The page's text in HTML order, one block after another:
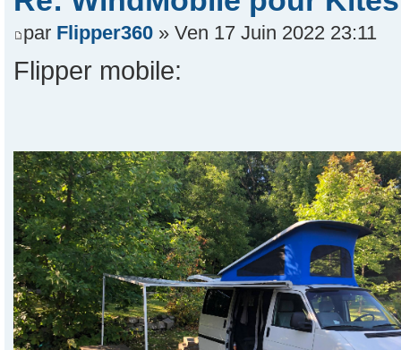
par Flipper360 » Ven 17 Juin 2022 23:11
Flipper mobile: